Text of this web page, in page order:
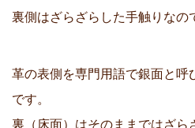
裏側はざらざらした手触りなの
革の表側を専門用語で銀面と呼
です。
裏（床面）はそのままではざら